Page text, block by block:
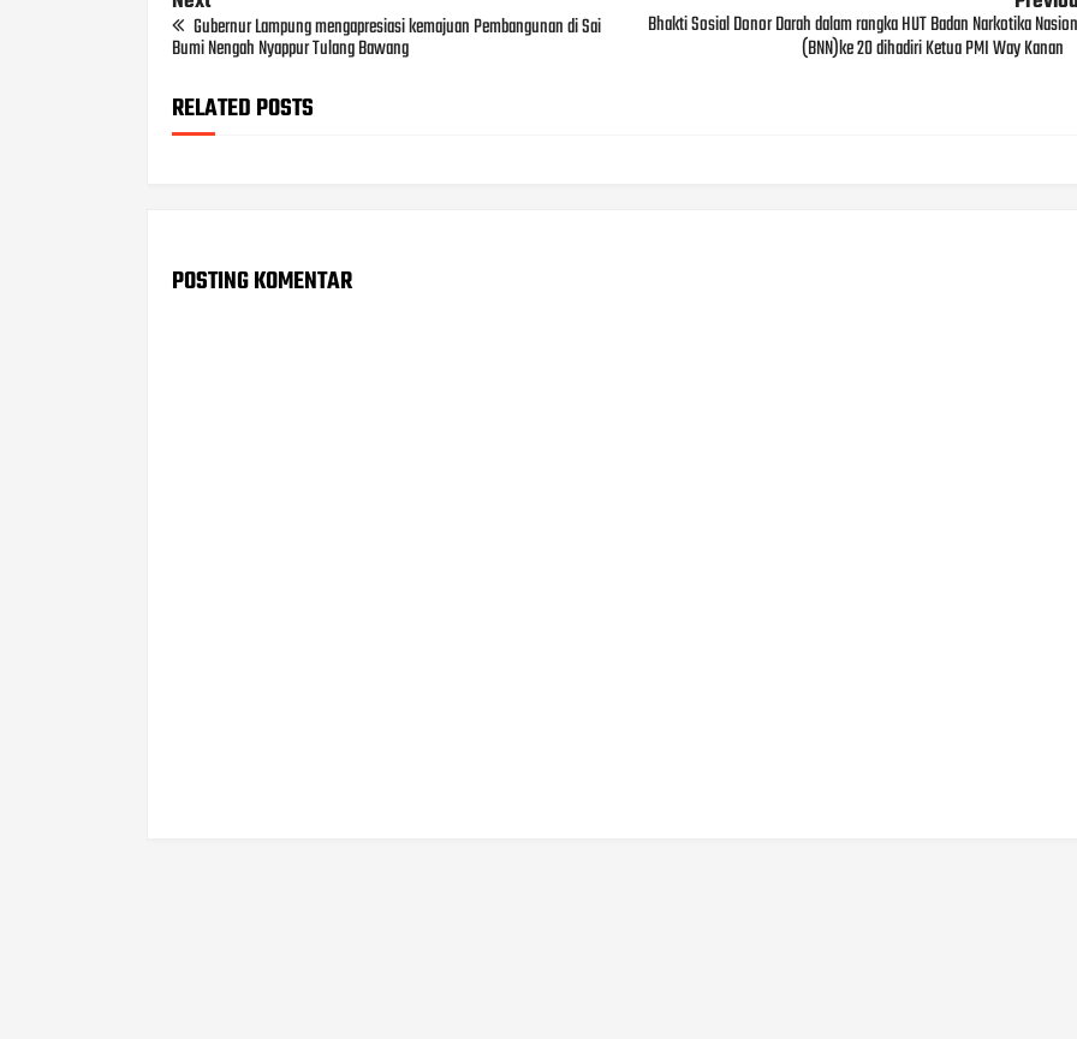
Gubernur Lampung mengapresiasi kemajuan Pembangunan di Sai
Bumi Nengah Nyappur Tulang Bawang
Bhakti Sosial Donor Darah dalam rangka HUT Badan Narkotika
(BNN)ke 20 dihadiri Ketua PMI Way Kanan
RELATED POSTS
POSTING KOMENTAR